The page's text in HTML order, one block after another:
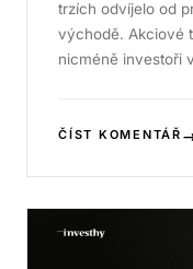
trzích odvíjelo od
východě. Akciové
nicméně investoři
ČÍST KOMENTÁŘ